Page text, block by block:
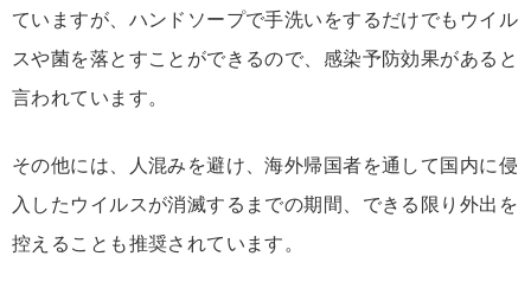
ていますが、ハンドソープで手洗いをするだけでもウイル
スや菌を落とすことができるので、感染予防効果があると
言われています。
その他には、人混みを避け、海外帰国者を通して国内に侵
入したウイルスが消滅するまでの期間、できる限り外出を
控えることも推奨されています。